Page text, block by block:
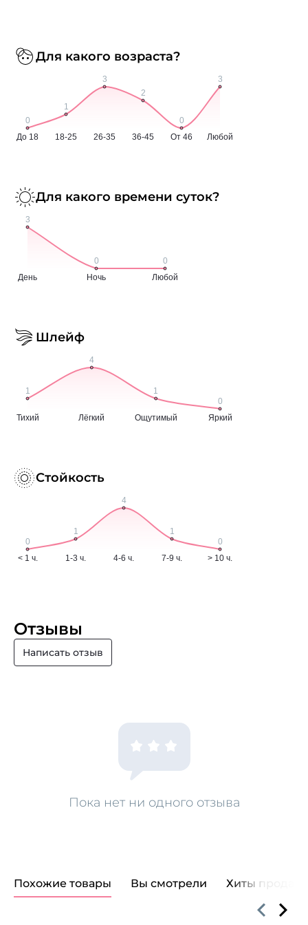
Для какого возраста?
Для какого времени суток?
Шлейф
Стойкость
Отзывы
Написать отзыв
Пока нет ни одного отзыва
Похожие товары Вы смотрели Хиты продаж